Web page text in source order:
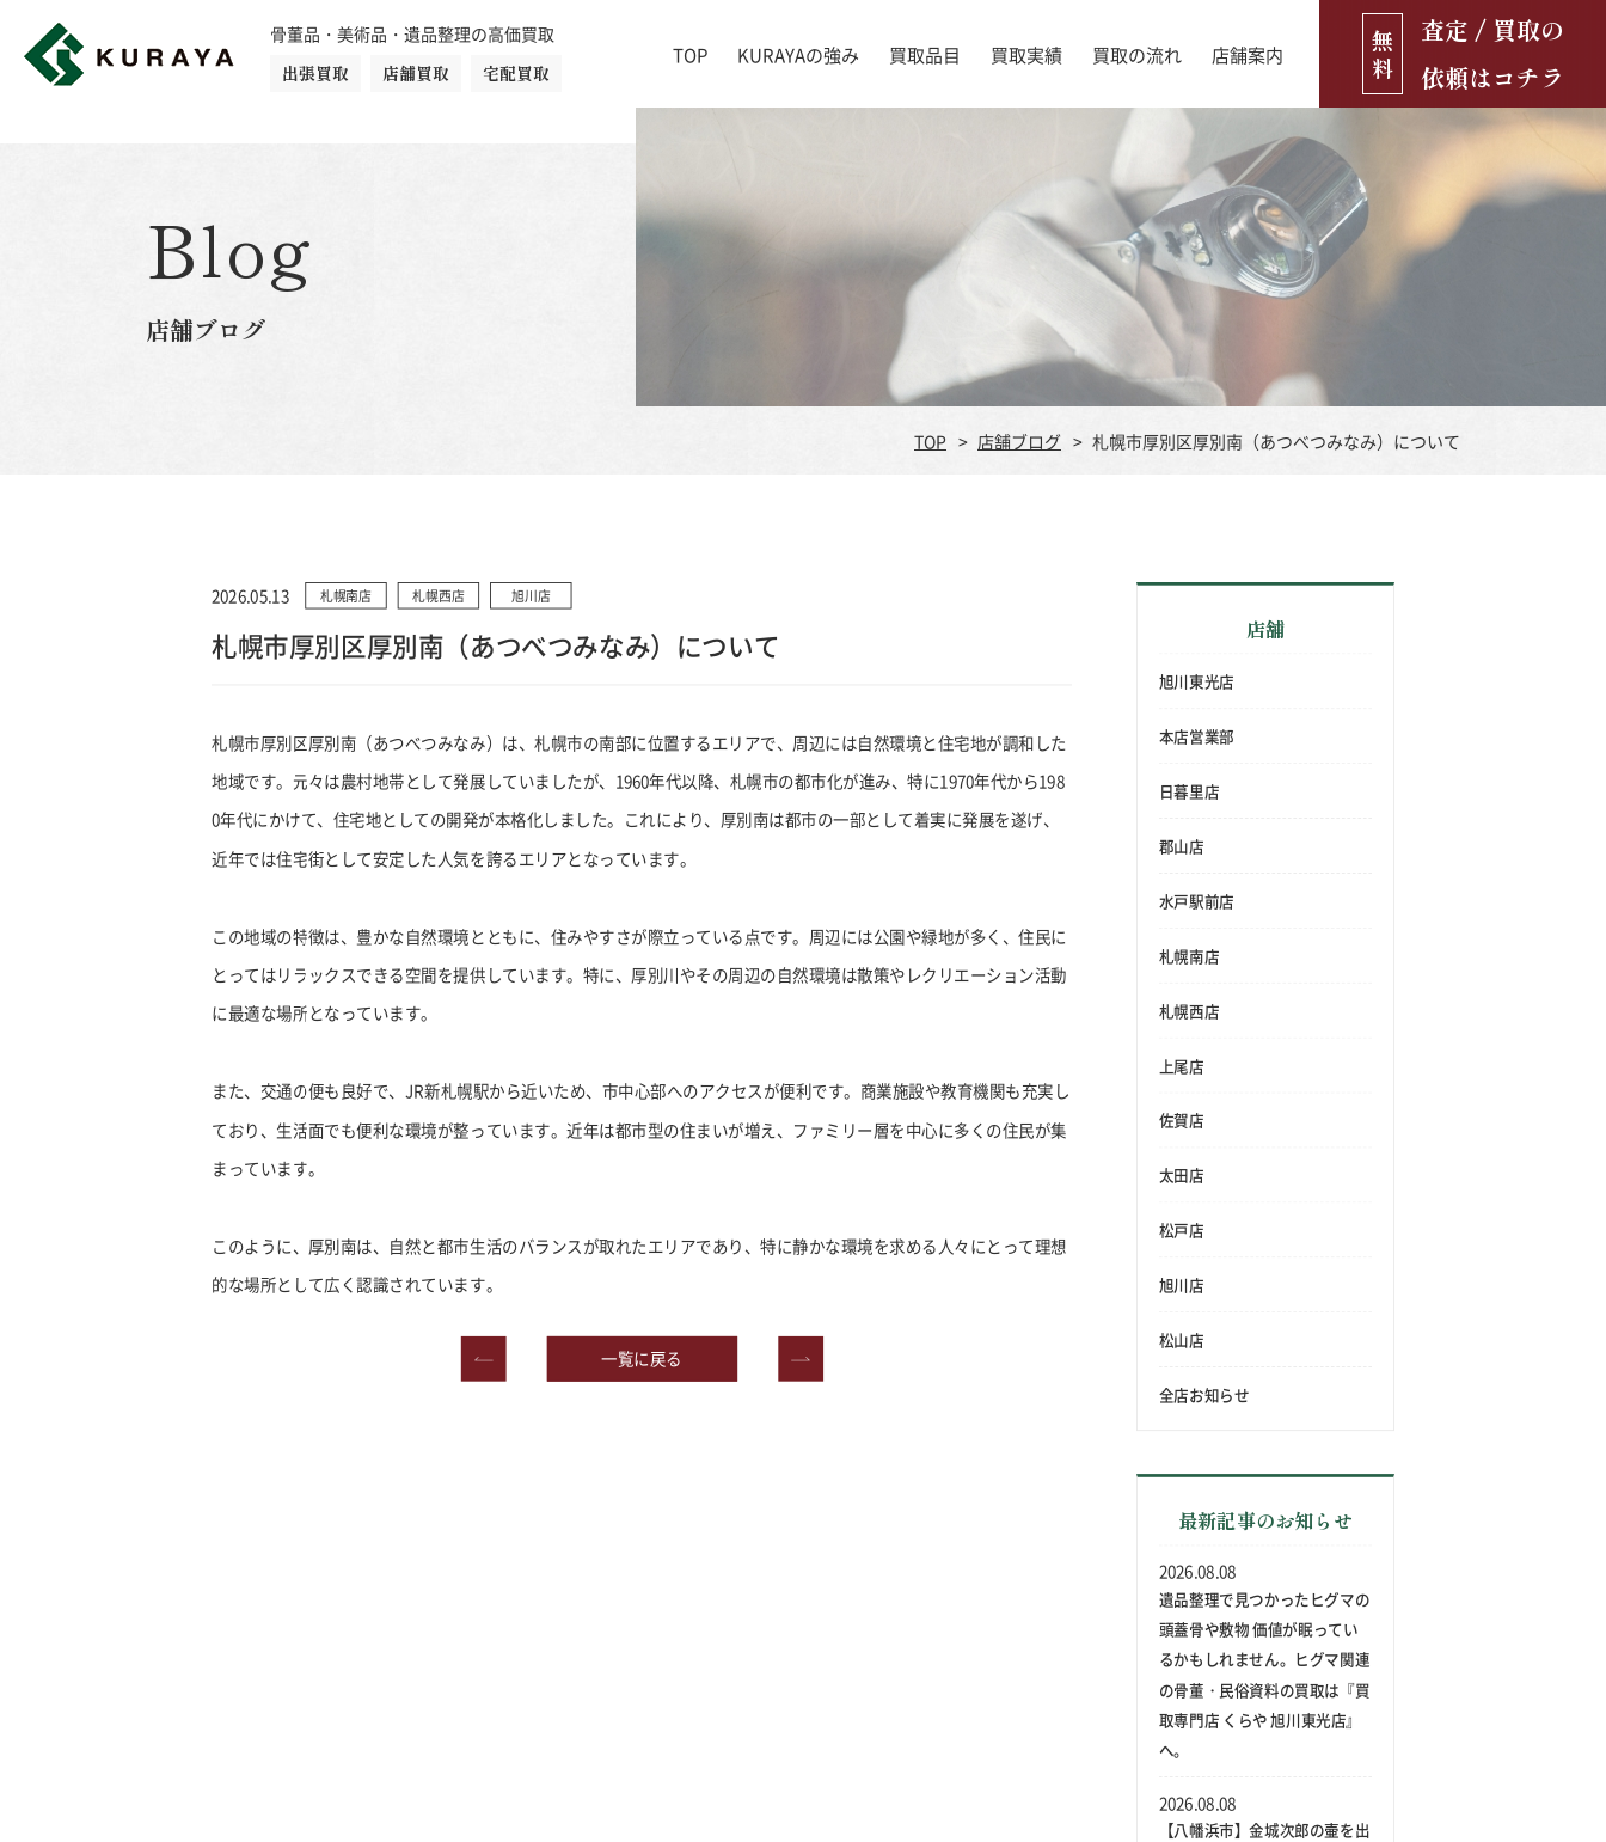
骨董品・美術品・遺品整理の高価買取
出張買取
店舗買取 宅配買取
TOP KURAYAの強み 買取品目
古銭・古紙幣
古いおもちゃ・人形 遺品買取
ダイヤモンド 時計 ブランド品 食器
楽器 ブランド家具
買取実績 買取の流れ 店舗案内
店舗ブログ お役立ち情報
無
料
査定 / 買取の
依頼はコチラ
Blog
店舗ブログ
TOP 店舗ブログ 札幌市厚別区厚別南（あつべつみなみ）について
2026.05.13 札幌南店 札幌西店 旭川店
札幌市厚別区厚別南（あつべつみなみ）について
札幌市厚別区厚別南（あつべつみなみ）は、札幌市の南部に位置するエリアで、周辺には自然環境と住宅地が調和した
地域です。元々は農村地帯として発展していましたが、1960年代以降、札幌市の都市化が進み、特に1970年代から198
0年代にかけて、住宅地としての開発が本格化しました。これにより、厚別南は都市の一部として着実に発展を遂げ、
近年では住宅街として安定した人気を誇るエリアとなっています。
この地域の特徴は、豊かな自然環境とともに、住みやすさが際立っている点です。周辺には公園や緑地が多く、住民に
とってはリラックスできる空間を提供しています。特に、厚別川やその周辺の自然環境は散策やレクリエーション活動
に最適な場所となっています。
また、交通の便も良好で、JR新札幌駅から近いため、市中心部へのアクセスが便利です。商業施設や教育機関も充実し
ており、生活面でも便利な環境が整っています。近年は都市型の住まいが増え、ファミリー層を中心に多くの住民が集
まっています。
このように、厚別南は、自然と都市生活のバランスが取れたエリアであり、特に静かな環境を求める人々にとって理想
的な場所として広く認識されています。
一覧に戻る
店舗
旭川東光店
本店営業部
日暮里店
郡山店
水戸駅前店
札幌南店
札幌西店
上尾店
佐賀店
太田店
松戸店
旭川店
松山店
全店お知らせ
最新記事のお知らせ
遺品整理で見つかったヒグマの
頭蓋骨や敷物 価値が眠ってい
るかもしれません。ヒグマ関連
の骨董・民俗資料の買取は『買
取専門店 くらや 旭川東光店』
へ。
2026.08.08
【八幡浜市】金城次郎の壷を出
2026.08.08